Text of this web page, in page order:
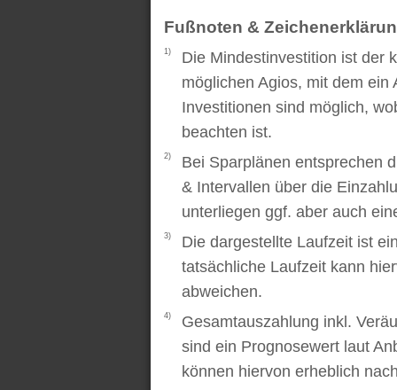
Fußnoten &
1)
Die Mindestinvestition ist der
möglichen Agios, mit dem
Investitionen sind möglich,
beachten ist.
2)
Bei Sparplänen entsprechen
& Intervallen über die
unterliegen ggf. aber auch
3)
Die dargestellte Laufzeit ist
tatsächliche Laufzeit kann
abweichen.
4)
Gesamtauszahlung inkl.
sind ein Prognosewert laut
können hiervon erheblich